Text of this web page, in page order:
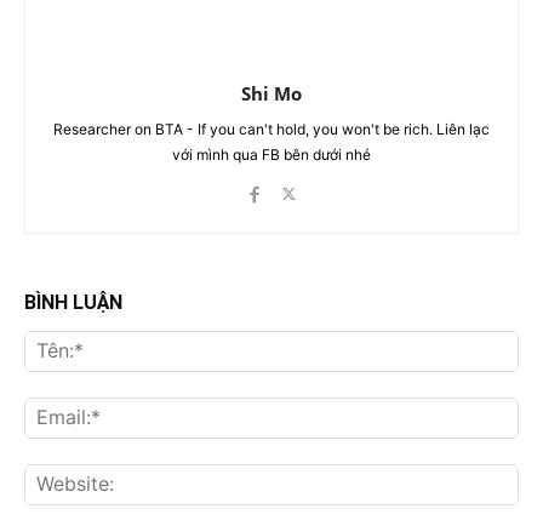
Shi Mo
Researcher on BTA - If you can't hold, you won't be rich. Liên lạc
với mình qua FB bên dưới nhé
BÌNH LUẬN